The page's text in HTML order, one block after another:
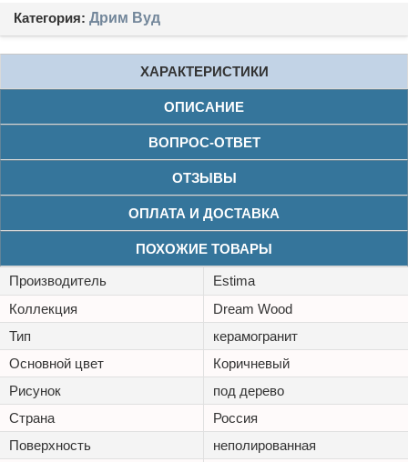
Категория: Дрим Вуд
ХАРАКТЕРИСТИКИ
ОПИСАНИЕ
ВОПРОС-ОТВЕТ
ОТЗЫВЫ
ОПЛАТА И ДОСТАВКА
ПОХОЖИЕ ТОВАРЫ
Производитель
Estima
Коллекция
Dream Wood
Тип
керамогранит
Основной цвет
Коричневый
Рисунок
под дерево
Страна
Россия
Поверхность
неполированная